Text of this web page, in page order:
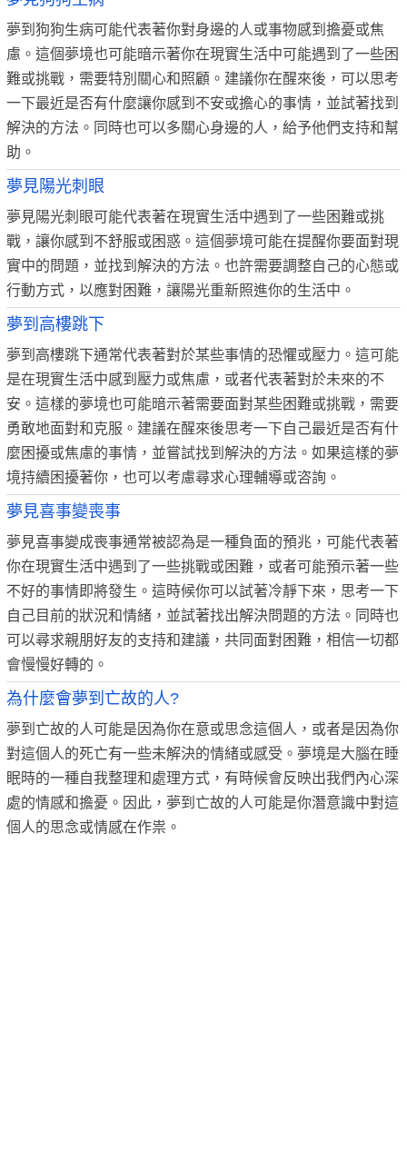
夢到狗狗生病可能代表著你對身邊的人或事物感到擔憂或焦
慮。這個夢境也可能暗示著你在現實生活中可能遇到了一些困
難或挑戰，需要特別關心和照顧。建議你在醒來後，可以思考
一下最近是否有什麼讓你感到不安或擔心的事情，並試著找到
解決的方法。同時也可以多關心身邊的人，給予他們支持和幫
助。
夢見陽光刺眼
夢見陽光刺眼可能代表著在現實生活中遇到了一些困難或挑
戰，讓你感到不舒服或困惑。這個夢境可能在提醒你要面對現
實中的問題，並找到解決的方法。也許需要調整自己的心態或
行動方式，以應對困難，讓陽光重新照進你的生活中。
夢到高樓跳下
夢到高樓跳下通常代表著對於某些事情的恐懼或壓力。這可能
是在現實生活中感到壓力或焦慮，或者代表著對於未來的不
安。這樣的夢境也可能暗示著需要面對某些困難或挑戰，需要
勇敢地面對和克服。建議在醒來後思考一下自己最近是否有什
麼困擾或焦慮的事情，並嘗試找到解決的方法。如果這樣的夢
境持續困擾著你，也可以考慮尋求心理輔導或咨詢。
夢見喜事變喪事
夢見喜事變成喪事通常被認為是一種負面的預兆，可能代表著
你在現實生活中遇到了一些挑戰或困難，或者可能預示著一些
不好的事情即將發生。這時候你可以試著冷靜下來，思考一下
自己目前的狀況和情緒，並試著找出解決問題的方法。同時也
可以尋求親朋好友的支持和建議，共同面對困難，相信一切都
會慢慢好轉的。
為什麼會夢到亡故的人?
夢到亡故的人可能是因為你在意或思念這個人，或者是因為你
對這個人的死亡有一些未解決的情緒或感受。夢境是大腦在睡
眠時的一種自我整理和處理方式，有時候會反映出我們內心深
處的情感和擔憂。因此，夢到亡故的人可能是你潛意識中對這
個人的思念或情感在作祟。